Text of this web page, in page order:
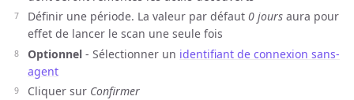
Définir une période. La valeur par défaut 0 jours aura pour
effet de lancer le scan une seule fois
Optionnel - Sélectionner un identifiant de connexion sans-
agent
Cliquer sur Confirmer